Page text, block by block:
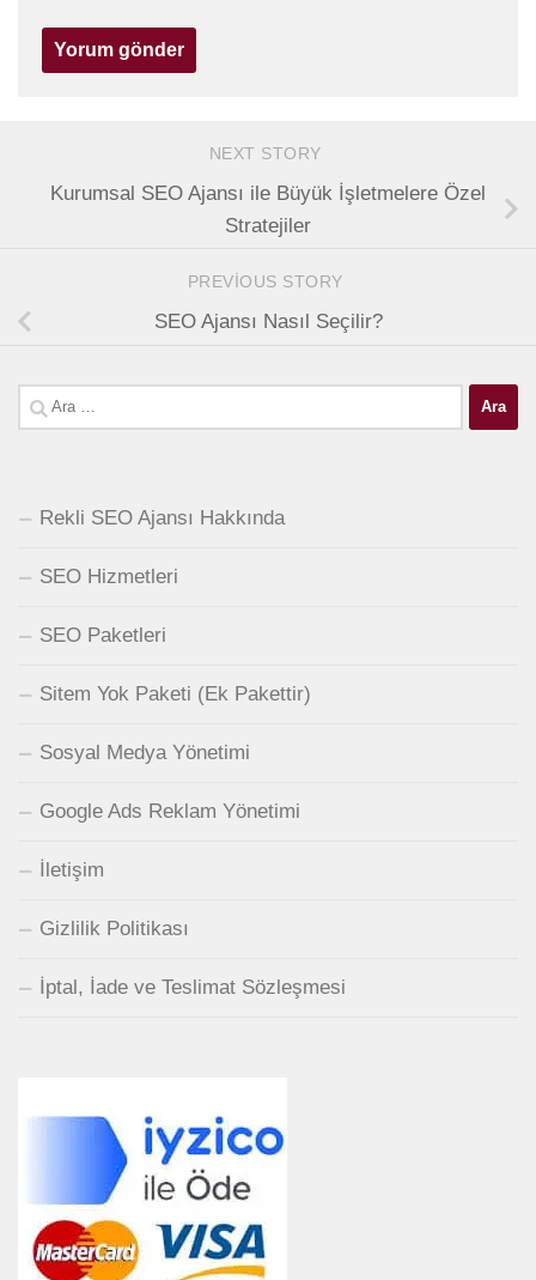
NEXT STORY
Kurumsal SEO Ajansı ile Büyük İşletmelere Özel
Stratejiler
PREVIOUS STORY
SEO Ajansı Nasıl Seçilir?
Arama:
Rekli SEO Ajansı Hakkında
SEO Hizmetleri
SEO Paketleri
Sitem Yok Paketi (Ek Pakettir)
Sosyal Medya Yönetimi
Google Ads Reklam Yönetimi
İletişim
Gizlilik Politikası
İptal, İade ve Teslimat Sözleşmesi